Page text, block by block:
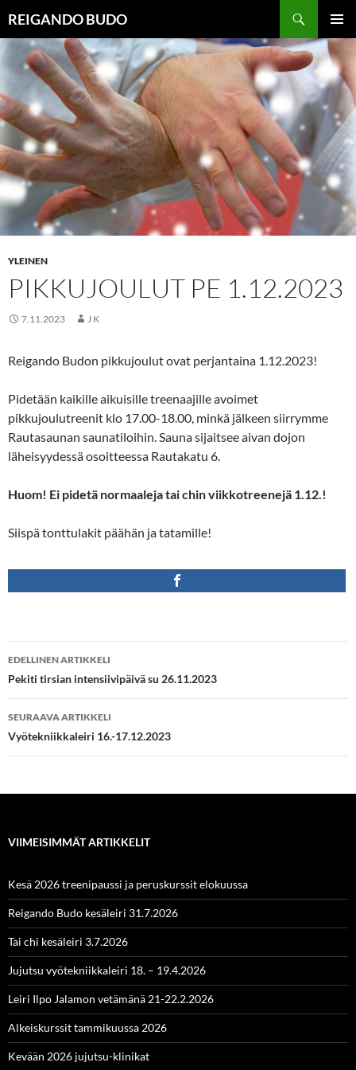
sisältöön
REIGANDO BUDO
YLEINEN
PIKKUJOULUT PE 1.12.2023
7.11.2023 J K
Reigando Budon pikkujoulut ovat perjantaina 1.12.2023!
Pidetään kaikille aikuisille treenaajille avoimet
pikkujoulutreenit klo 17.00-18.00, minkä jälkeen siirrymme
Rautasaunan saunatiloihin. Sauna sijaitsee aivan dojon
läheisyydessä osoitteessa Rautakatu 6.
Huom! Ei pidetä normaaleja tai chin viikkotreenejä 1.12.!
Siispä tonttulakit päähän ja tatamille!
Artikkelien
selaus
EDELLINEN ARTIKKELI
Pekiti tirsian intensiivipäivä su 26.11.2023
SEURAAVA ARTIKKELI
Vyötekniikkaleiri 16.-17.12.2023
VIIMEISIMMÄT ARTIKKELIT
Kesä 2026 treenipaussi ja peruskurssit elokuussa
Reigando Budo kesäleiri 31.7.2026
Tai chi kesäleiri 3.7.2026
Jujutsu vyötekniikkaleiri 18. – 19.4.2026
Leiri Ilpo Jalamon vetämänä 21-22.2.2026
Alkeiskurssit tammikuussa 2026
Kevään 2026 jujutsu-klinikat